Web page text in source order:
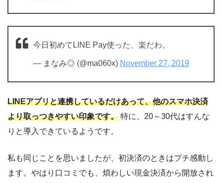
今日初めてLINE Pay使った、楽だわ。
— まなみ◎ (@ma060x) November 27, 2019
LINEアプリと連携しているだけあって、他のスマホ決済
より取っつきやすい印象です。 特に、20～30代はすんな
りと導入できているようです。
私も同じことを思いましたが、初決済のときはプチ感動し
ます。やはり口コミでも、煩わしい現金決済から開放され